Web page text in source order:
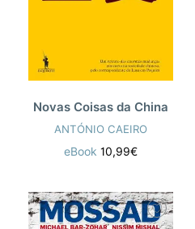
Novas Coisas da China
ANTÓNIO CAEIRO
eBook 10,99€